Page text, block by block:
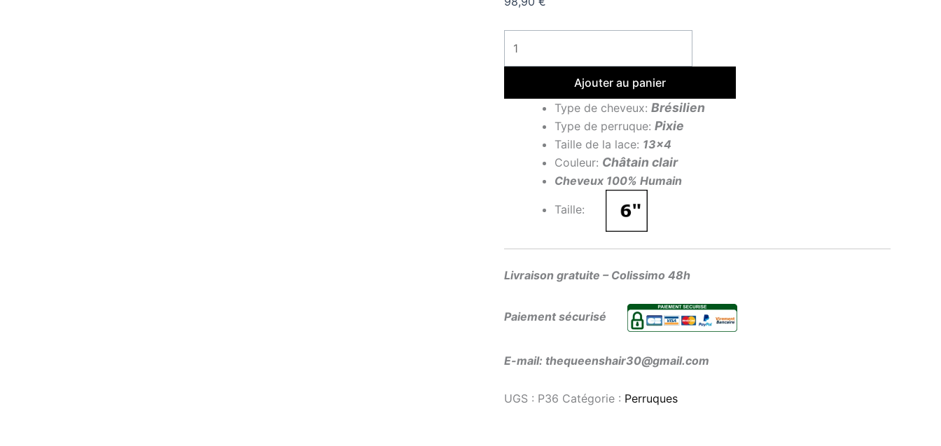
Ajouter au panier
Type de cheveux: Brésilien
Type de perruque: Pixie
Taille de la lace: 13×4
Couleur: Châtain clair
Cheveux 100% Humain
Taille:
Livraison gratuite – Colissimo 48h
Paiement sécurisé
E-mail: thequeenshair30@gmail.com
UGS : P36 Catégorie : Perruques